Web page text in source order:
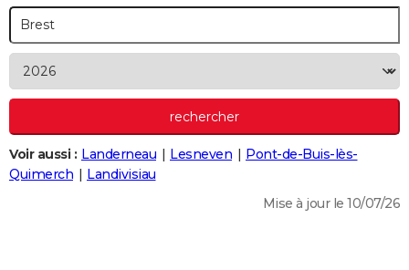
Art de vivre
Bien-être
Loisirs
Mode
Modes de vie
+SANTE
Alimentation
Guide de la santé
Maladies
Médicaments
Sommeil
+VOYAGE
PHOTO
BONS PLANS
Voir aussi : Landerneau Lesneven
Pont-de-Buis-lès-
Quimerch
Landivisiau
Mise à jour le 10/07/26